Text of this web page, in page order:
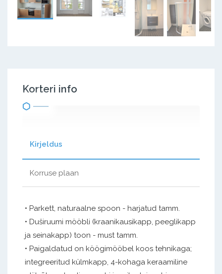
Korteri info
Kirjeldus
Korruse plaan
• Parkett, naturaalne spoon - harjatud tamm.
• Duširuumi mööbli (kraanikausikapp, peeglikapp
ja seinakapp) toon - must tamm.
• Paigaldatud on köögimööbel koos tehnikaga;
integreeritud külmkapp, 4-kohaga keraamiline